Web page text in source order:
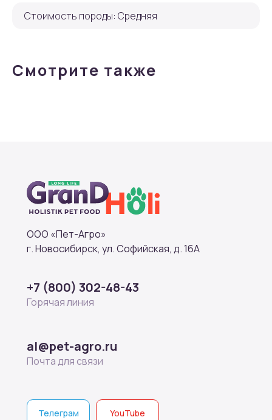
Стоимость породы: Средняя
Смотрите также
ООО «Пет-Агро»
г. Новосибирск, ул. Софийская, д. 16А
+7 (800) 302-48-43
al@pet-agro.ru
Горячая линия
Почта для связи
YouTube
Телеграм